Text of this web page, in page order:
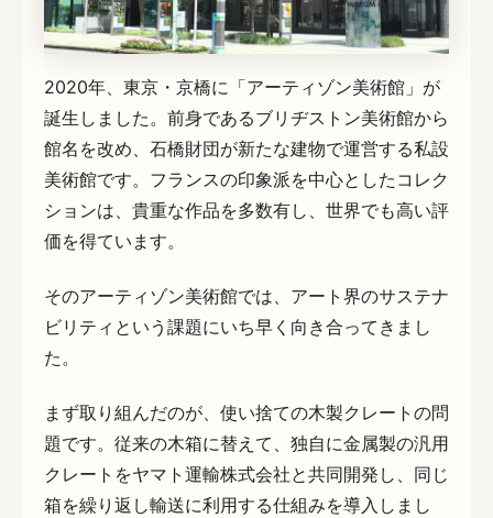
2020年、東京・京橋に「アーティゾン美術館」が
誕生しました。前身であるブリヂストン美術館から
館名を改め、石橋財団が新たな建物で運営する私設
美術館です。フランスの印象派を中心としたコレク
ションは、貴重な作品を多数有し、世界でも高い評
価を得ています。
そのアーティゾン美術館では、アート界のサステナ
ビリティという課題にいち早く向き合ってきまし
た。
まず取り組んだのが、使い捨ての木製クレートの問
題です。従来の木箱に替えて、独自に金属製の汎用
クレートをヤマト運輸株式会社と共同開発し、同じ
箱を繰り返し輸送に利用する仕組みを導入しまし